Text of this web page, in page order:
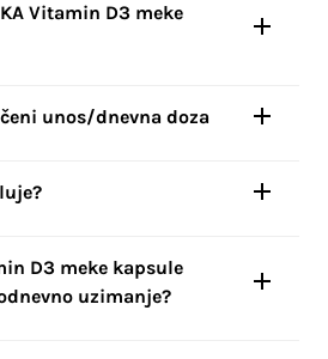
Vitamin D3 meke
unos/dnevna doza
D3 meke kapsule
uzimanje?